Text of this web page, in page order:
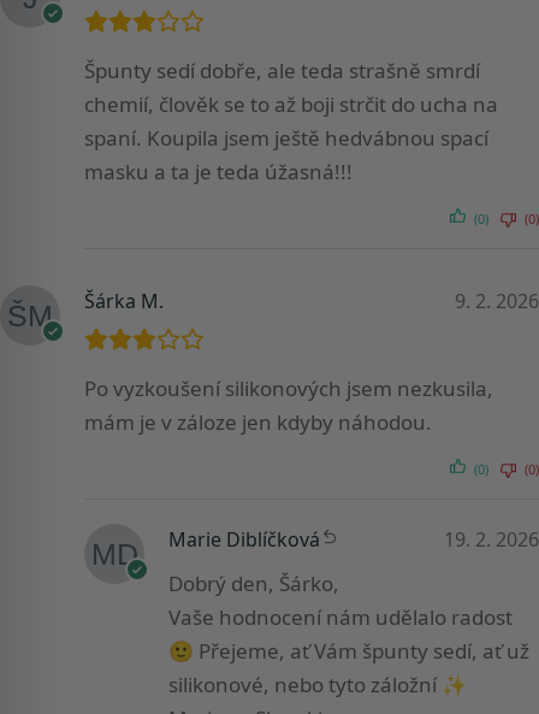
Špunty sedí dobře, ale teda strašně smrdí
chemií, člověk se to až boji strčit do ucha na
spaní. Koupila jsem ještě hedvábnou spací
masku a ta je teda úžasná!!!
(0) (0)
Šárka M. 9. 2. 2026
Po vyzkoušení silikonových jsem nezkusila,
mám je v záloze jen kdyby náhodou.
(0) (0)
Marie Diblíčková 19. 2. 2026
Dobrý den, Šárko,
Vaše hodnocení nám udělalo radost
🙂 Přejeme, ať Vám špunty sedí, ať už
silikonové, nebo tyto záložní ✨